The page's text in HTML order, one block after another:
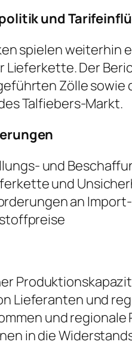
und
spielen weiterhin
Der
Zölle sowie
Talfiebers-Markt.
und
und
an
Lieferanten und
und
in die